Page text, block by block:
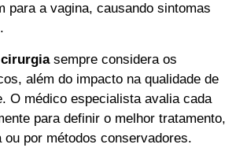
para a vagina, causando sintomas
sempre considera os
além do impacto na qualidade de
O médico especialista avalia cada
para definir o melhor tratamento,
por métodos conservadores.